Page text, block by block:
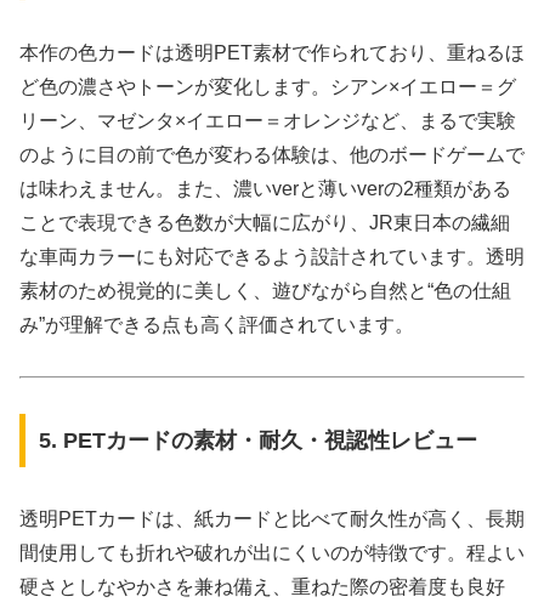
本作の色カードは透明PET素材で作られており、重ねるほ
ど色の濃さやトーンが変化します。シアン×イエロー＝グ
リーン、マゼンタ×イエロー＝オレンジなど、まるで実験
のように目の前で色が変わる体験は、他のボードゲームで
は味わえません。また、濃いverと薄いverの2種類がある
ことで表現できる色数が大幅に広がり、JR東日本の繊細
な車両カラーにも対応できるよう設計されています。透明
素材のため視覚的に美しく、遊びながら自然と“色の仕組
み”が理解できる点も高く評価されています。
5. PETカードの素材・耐久・視認性レビュー
透明PETカードは、紙カードと比べて耐久性が高く、長期
間使用しても折れや破れが出にくいのが特徴です。程よい
硬さとしなやかさを兼ね備え、重ねた際の密着度も良好